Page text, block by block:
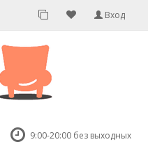
Вход
9:00-20:00 без выходных